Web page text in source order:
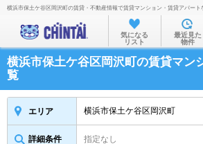
お部屋を探す
沿線・駅から
住所から
家賃相場か
横浜市保土ケ谷区岡沢町の賃貸・不動産情報で賃貸マンション・賃貸アパート
気になる
リスト
最近見た
物件
横浜市保土ケ谷区岡沢町の賃貸マン
覧
エリア 横浜市保土ケ谷区岡沢町
詳細条件 指定なし